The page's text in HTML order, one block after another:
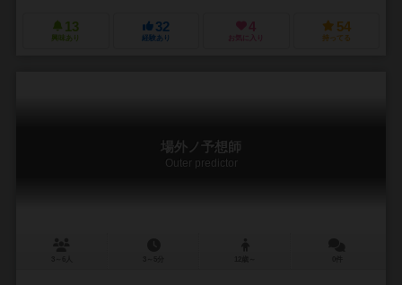
13
興味あり
32
経験あり
4
お気に入り
54
持ってる
場外ノ予想師
Outer predictor